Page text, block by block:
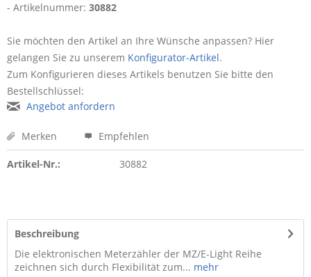
- Artikelnummer: 30882
Sie möchten den Artikel an Ihre Wünsche anpassen? Hier
gelangen Sie zu unserem Konfigurator-Artikel.
Zum Konfigurieren dieses Artikels benutzen Sie bitte den
Bestellschlüssel:
Angebot anfordern
Merken Empfehlen
Artikel-Nr.: 30882
Beschreibung
Die elektronischen Meterzähler der MZ/E-Light Reihe
zeichnen sich durch Flexibilität zum... mehr